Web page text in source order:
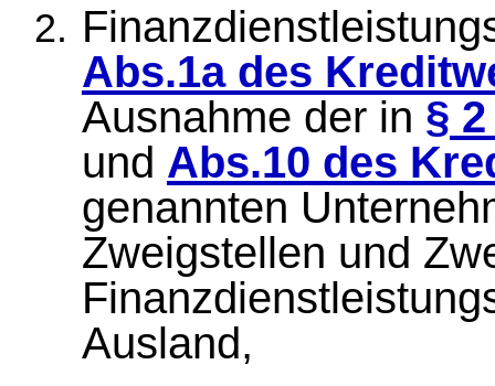
Abs.1a des
Ausnahme der in §
und Abs.10 des
genannten
Zweigstellen und
Ausland,